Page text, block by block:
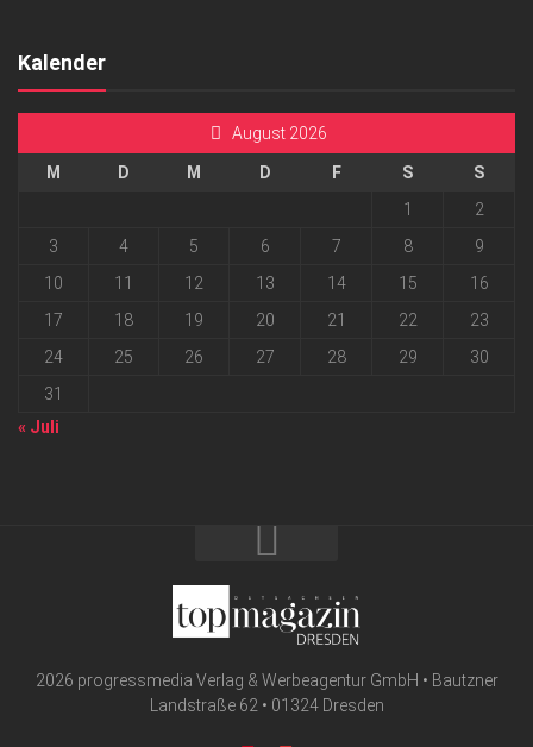
Kalender
August 2026
M D M D F S
S
1
2
3
4 5 6 7 8
9
10
11 12 13 14 15
16
17
18 19 20 21 22
23
24
25 26 27 28 29
30
31
« Juli
2026 progressmedia Verlag & Werbeagentur GmbH • Bautzner
Landstraße 62 • 01324 Dresden